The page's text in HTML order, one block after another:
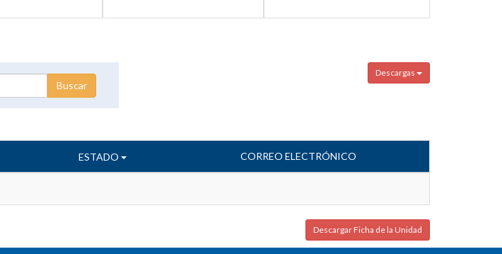
Descargas
ESTADO CORREO ELECTRÓNICO
Descargar Ficha de la Unidad